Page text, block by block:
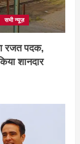
सभी न्यूज़
रजत पदक,
शानदार